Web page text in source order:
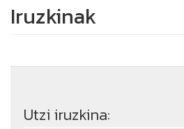
Iruzkinak
Utzi iruzkina: